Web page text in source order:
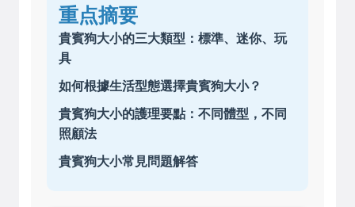
重点摘要
貴賓狗大小的三大類型：標準、迷你、玩
具
如何根據生活型態選擇貴賓狗大小？
貴賓狗大小的護理要點：不同體型，不同
照顧法
貴賓狗大小常見問題解答